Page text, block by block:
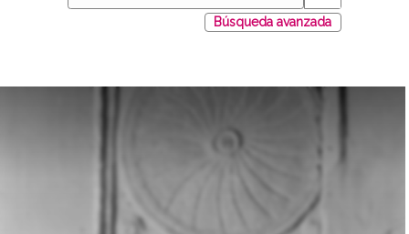
Búsqueda avanzada